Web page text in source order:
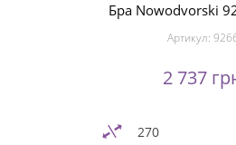
Бра Nowodvorski
Артикул:
2 737
270